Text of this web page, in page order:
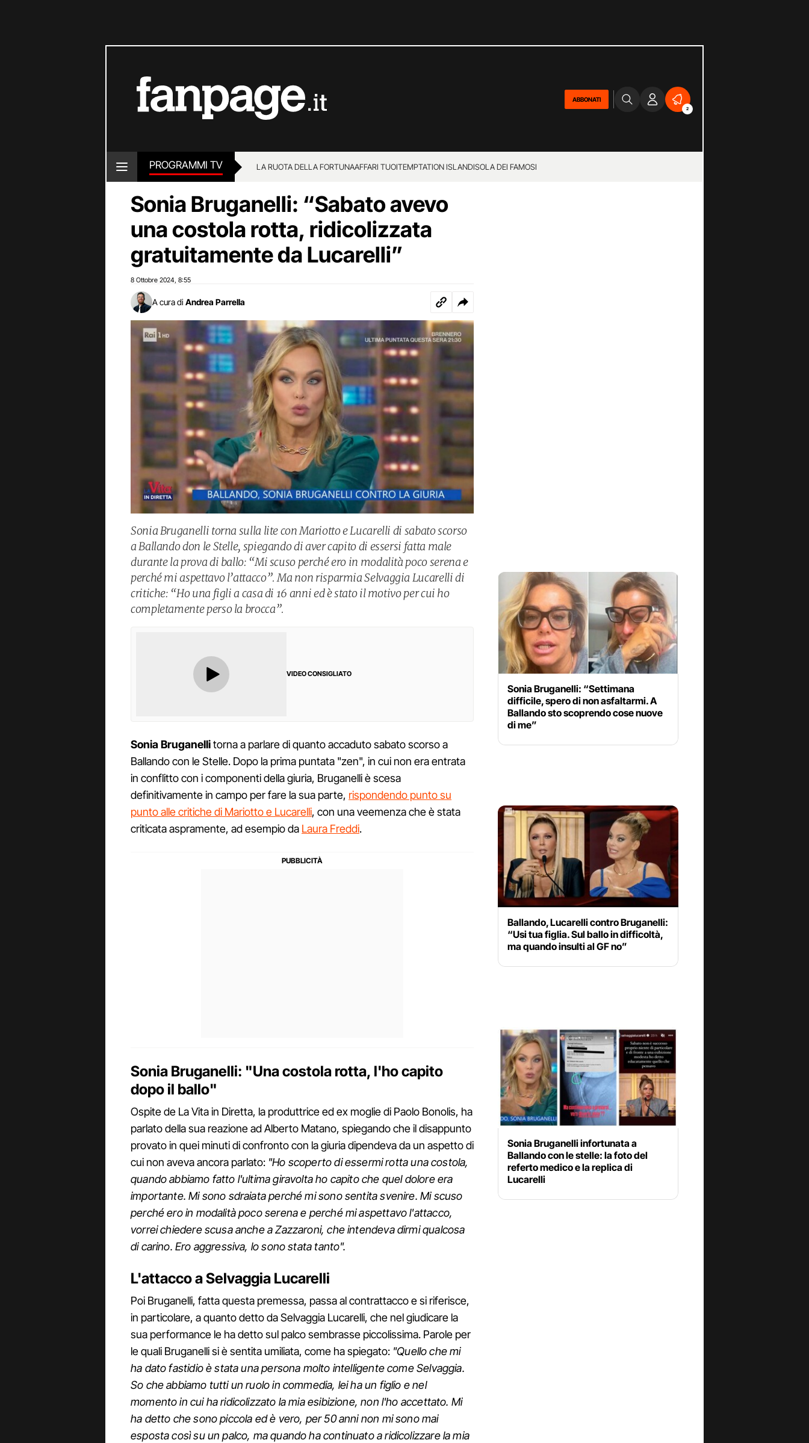
ABBONATI
2
PROGRAMMI TV LA RUOTA DELLA FORTUNAAFFARI TUOITEMPTATION ISLANDISOLA DEI FAMOSI
Sonia Bruganelli: “Sabato avevo
una costola rotta, ridicolizzata
gratuitamente da Lucarelli”
8 Ottobre 2024 8:55
A cura di Andrea Parrella
Sonia Bruganelli torna sulla lite con Mariotto e Lucarelli di sabato scorso
a Ballando don le Stelle, spiegando di aver capito di essersi fatta male
durante la prova di ballo: “Mi scuso perché ero in modalità poco serena e
perché mi aspettavo l’attacco”. Ma non risparmia Selvaggia Lucarelli di
critiche: “Ho una figli a casa di 16 anni ed è stato il motivo per cui ho
completamente perso la brocca”.
VIDEO CONSIGLIATO
Sonia Bruganellitorna a parlare di quanto accaduto sabato scorso a
Ballando con le Stelle. Dopo la prima puntata "zen", in cui non era entrata
in conflitto con i componenti della giuria, Bruganelli è scesa
definitivamente in campo per fare la sua parte, rispondendo punto su
punto alle critiche di Mariotto e Lucarelli, con una veemenza che è stata
criticata aspramente, ad esempio da Laura Freddi.
Sonia Bruganelli: "Una costola rotta, l'ho capito
dopo il ballo"
Ospite de La Vita in Diretta, la produttrice ed ex moglie di Paolo Bonolis, ha
parlato della sua reazione ad Alberto Matano, spiegando che il disappunto
provato in quei minuti di confronto con la giuria dipendeva da un aspetto di
cui non aveva ancora parlato: "Ho scoperto di essermi rotta una costola,
quando abbiamo fatto l'ultima giravolta ho capito che quel dolore era
importante. Mi sono sdraiata perché mi sono sentita svenire. Mi scuso
perché ero in modalità poco serena e perché mi aspettavo l'attacco,
vorrei chiedere scusa anche a Zazzaroni, che intendeva dirmi qualcosa
di carino. Ero aggressiva, lo sono stata tanto".
L'attacco a Selvaggia Lucarelli
Poi Bruganelli, fatta questa premessa, passa al contrattacco e si riferisce,
in particolare, a quanto detto da Selvaggia Lucarelli, che nel giudicare la
sua performance le ha detto sul palco sembrasse piccolissima. Parole per
le quali Bruganelli si è sentita umiliata, come ha spiegato: "Quello che mi
ha dato fastidio è stata una persona molto intelligente come Selvaggia.
So che abbiamo tutti un ruolo in commedia, lei ha un figlio e nel
momento in cui ha ridicolizzato la mia esibizione, non l'ho accettato. Mi
ha detto che sono piccola ed è vero, per 50 anni non mi sono mai
esposta così su un palco, ma quando ha continuato a ridicolizzare la mia
Sonia Bruganelli: “Settimana
difficile, spero di non asfaltarmi. A
Ballando sto scoprendo cose nuove
di me”
Ballando, Lucarelli contro Bruganelli:
“Usi tua figlia. Sul ballo in difficoltà,
ma quando insulti al GF no”
Sonia Bruganelli infortunata a
Ballando con le stelle: la foto del
referto medico e la replica di
Lucarelli